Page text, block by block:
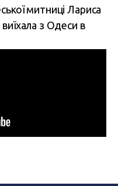
митниці Лариса
з Одеси в